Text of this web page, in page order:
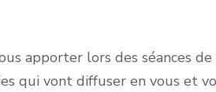
apporter lors des séances
qui vont diffuser en vous et